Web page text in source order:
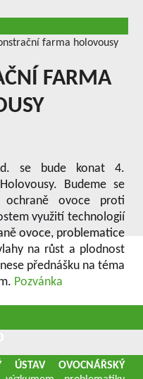
farma holovousy
FARMA
se bude konat 4.
Budeme se
ovoce proti
využití technologií
ovoce, problematice
na růst a plodnost
přednášku na téma
Pozvánka
ÚSTAV OVOCNÁŘSKÝ